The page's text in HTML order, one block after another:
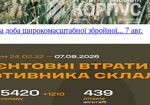
доба широкомасштабної збройної... 7 авг.